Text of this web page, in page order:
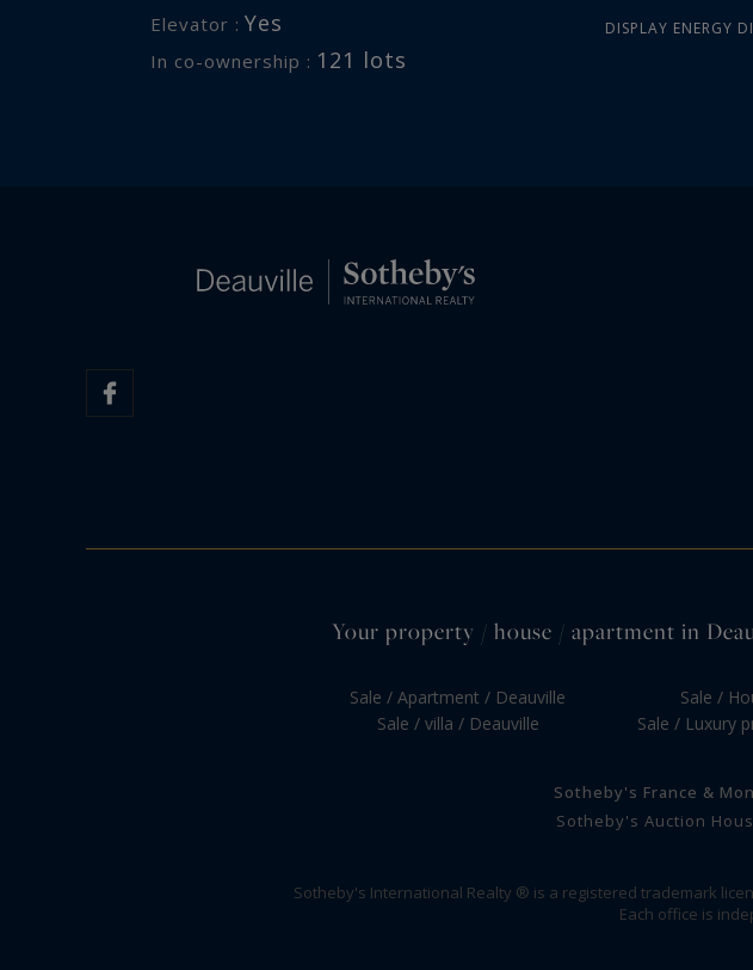
Elevator : Yes
In co-ownership : 121 lots
DISPLAY ENERGY
Your property / house / apartment in
Sale / Apartment / Deauville
Sale / villa / Deauville
Sale /
Sale / Luxury
Sotheby's France &
Sotheby's Auction
Sotheby's International Realty ® is a registered trademark
Each office is